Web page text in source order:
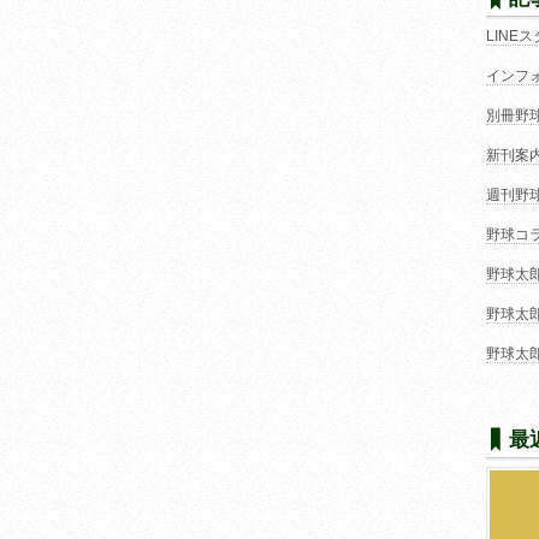
LINEス
インフ
別冊野
新刊案
週刊野
野球コ
野球太
野球太
野球太
最